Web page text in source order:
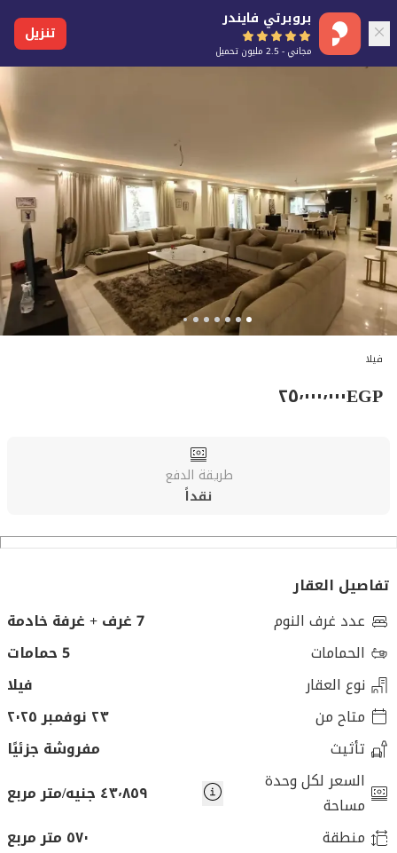
بروبرتي فايندر
مجاني - 2.5 مليون تحميل
تنزيل
فيلا
EGP٢٥٬٠٠٠٬٠٠٠
طريقة الدفع
نقداً
تفاصيل العقار
عدد غرف النوم
7 غرف + غرفة خادمة
الحمامات
5 حمامات
نوع العقار
فيلا
متاح من
٢٣ نوفمبر ٢٠٢٥
تأثيث
مفروشة جزئيًا
السعر لكل وحدة
مساحة
٤٣٬٨٥٩ جنيه/متر مربع
منطقة
٥٧٠ متر مربع